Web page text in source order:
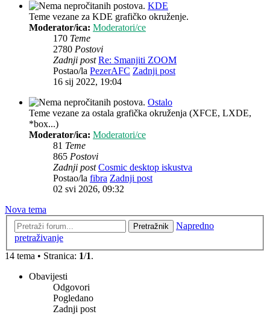
KDE
Teme vezane za KDE grafičko okruženje.
Moderator/ica: Moderatori/ce
170 Teme
2780 Postovi
Zadnji post Re: Smanjiti ZOOM
Postao/la PezerAFC Zadnji post
16 sij 2022, 19:04
Ostalo
Teme vezane za ostala grafička okruženja (XFCE, LXDE,
*box...)
Moderator/ica: Moderatori/ce
81 Teme
865 Postovi
Zadnji post Cosmic desktop iskustva
Postao/la fibra Zadnji post
02 svi 2026, 09:32
Nova tema
Pretražnik
Napredno
pretraživanje
14 tema • Stranica: 1/1.
Obavijesti
Odgovori
Pogledano
Zadnji post